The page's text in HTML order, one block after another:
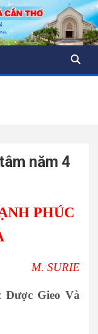
năm 4
PHÚC
M. SURIE
Được Gieo Và